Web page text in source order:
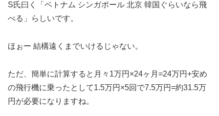
S氏曰く「ベトナム シンガポール 北京 韓国ぐらいなら飛
べる」らしいです。
ほぉー 結構遠くまでいけるじゃない。
ただ、簡単に計算すると月々1万円×24ヶ月=24万円+安め
の飛行機に乗ったとして1.5万円×5回で7.5万円=約31.5万
円が必要になりますね。